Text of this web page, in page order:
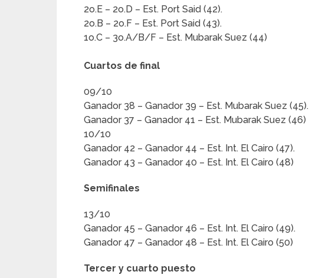
2o.E – 2o.D – Est. Port Said (42).
2o.B – 2o.F – Est. Port Said (43).
1o.C – 3o.A/B/F – Est. Mubarak Suez (44)
Cuartos de final
09/10
Ganador 38 – Ganador 39 – Est. Mubarak Suez (45).
Ganador 37 – Ganador 41 – Est. Mubarak Suez (46)
10/10
Ganador 42 – Ganador 44 – Est. Int. El Cairo (47).
Ganador 43 – Ganador 40 – Est. Int. El Cairo (48)
Semifinales
13/10
Ganador 45 – Ganador 46 – Est. Int. El Cairo (49).
Ganador 47 – Ganador 48 – Est. Int. El Cairo (50)
Tercer y cuarto puesto